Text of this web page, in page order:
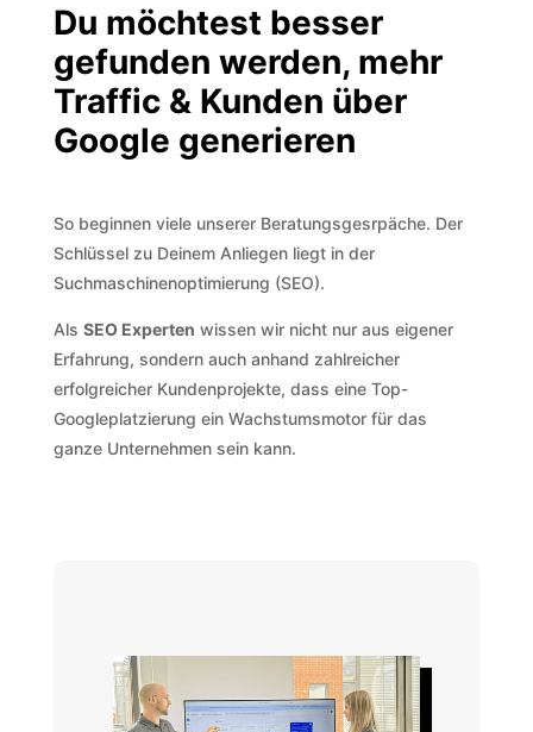
Du möchtest besser
gefunden werden, mehr
Traffic & Kunden über
Google generieren
So beginnen viele unserer Beratungsgesrpäche. Der
Schlüssel zu Deinem Anliegen liegt in der
Suchmaschinenoptimierung (SEO).
Als SEO Experten wissen wir nicht nur aus eigener
Erfahrung, sondern auch anhand zahlreicher
erfolgreicher Kundenprojekte, dass eine Top-
Googleplatzierung ein Wachstumsmotor für das
ganze Unternehmen sein kann.